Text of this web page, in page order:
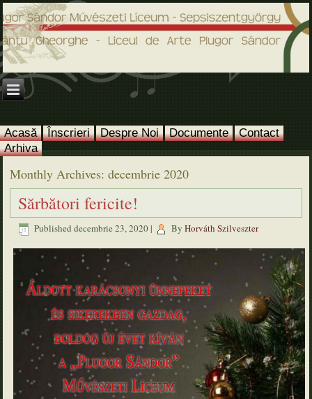
Acasă Înscrieri Despre Noi Documente
Contact
Arhiva
Monthly Archives:decembrie 2020
Sărbători fericite!
Published decembrie 23, 2020 | By Horváth Szilveszter